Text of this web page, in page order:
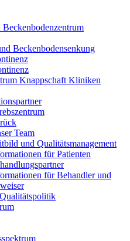
Beckenbodensenkung
Knappschaft Kliniken
Team
und Qualitätsmanagement
für Patienten
für Behandler und